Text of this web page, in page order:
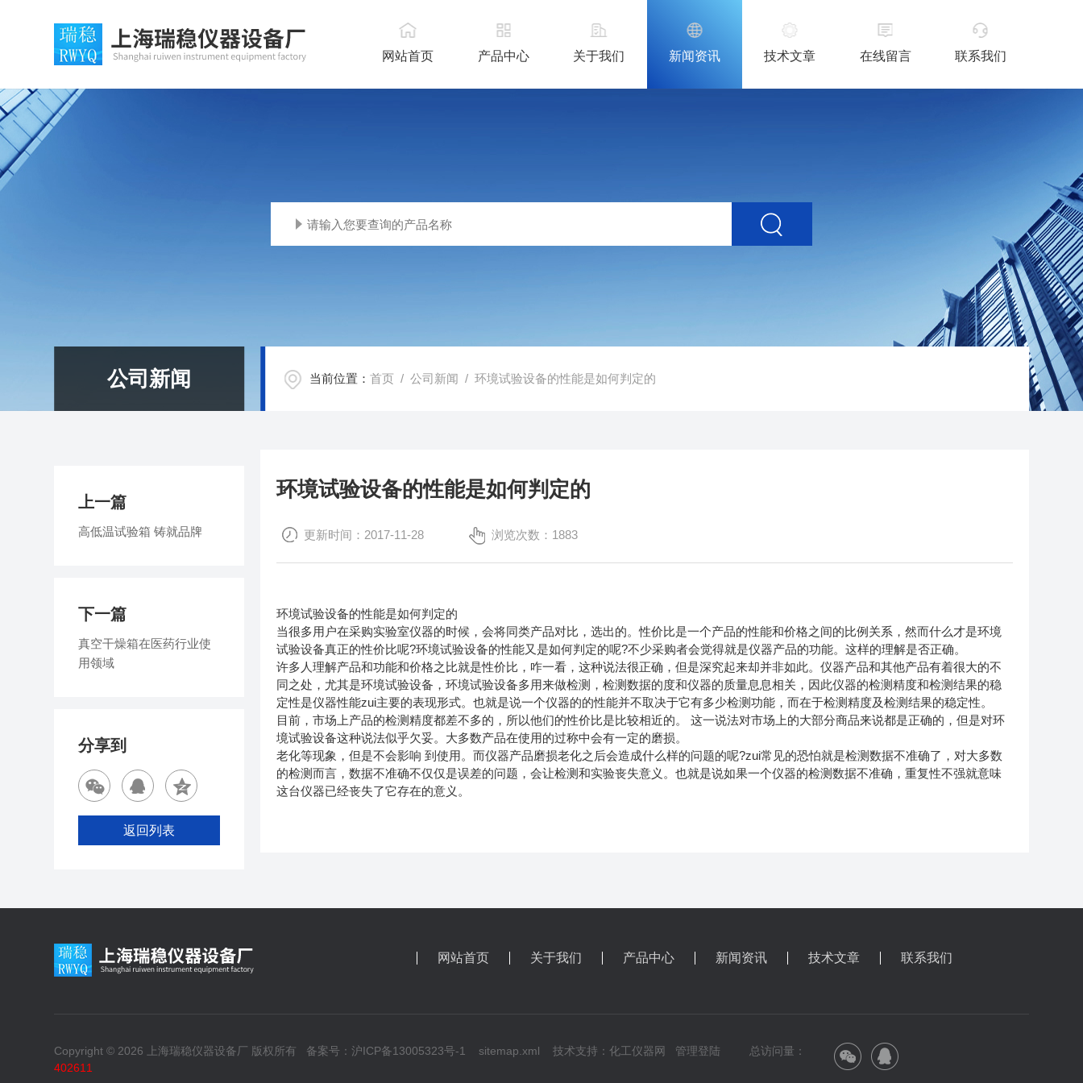
网站首页 产品中心 关于我们 新闻资讯 技术文章 在线留言 联系我们
公司新闻 当前位置：首页 /公司新闻 / 环境试验设备的性能是如何判定的
环境试验设备的性能是如何判定的
更新时间：2017-11-28 浏览次数：1883
环境试验设备的性能是如何判定的
当很多用户在采购实验室仪器的时候，会将同类产品对比，选出的。性价比是一个产品的性能和价格之间的比例关系，然而什么才是环境
试验设备真正的性价比呢?环境试验设备的性能又是如何判定的呢?不少采购者会觉得就是仪器产品的功能。这样的理解是否正确。
许多人理解产品和功能和价格之比就是性价比，咋一看，这种说法很正确，但是深究起来却并非如此。仪器产品和其他产品有着很大的不
同之处，尤其是环境试验设备，环境试验设备多用来做检测，检测数据的度和仪器的质量息息相关，因此仪器的检测精度和检测结果的稳
定性是仪器性能zui主要的表现形式。也就是说一个仪器的的性能并不取决于它有多少检测功能，而在于检测精度及检测结果的稳定性。
目前，市场上产品的检测精度都差不多的，所以他们的性价比是比较相近的。 这一说法对市场上的大部分商品来说都是正确的，但是对环
境试验设备这种说法似乎欠妥。大多数产品在使用的过称中会有一定的磨损。
老化等现象，但是不会影响 到使用。而仪器产品磨损老化之后会造成什么样的问题的呢?zui常见的恐怕就是检测数据不准确了，对大多数
的检测而言，数据不准确不仅仅是误差的问题，会让检测和实验丧失意义。也就是说如果一个仪器的检测数据不准确，重复性不强就意味
这台仪器已经丧失了它存在的意义。
上一篇
高低温试验箱 铸就品牌
下一篇
真空干燥箱在医药行业使
用领域
分享到
返回列表
网站首页 关于我们 产品中心 新闻资讯 技术文章 联系我们
Copyright © 2026 上海瑞稳仪器设备厂 版权所有 备案号：沪ICP备13005323号-1 sitemap.xml 技术支持：化工仪器网 管理登陆 总访问量：
402611